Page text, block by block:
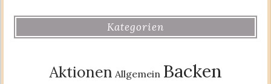
Kategorien
Aktionen Allgemein Backen